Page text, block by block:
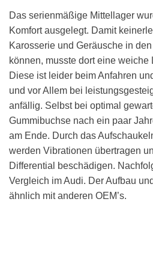
Das serienmäßige Mittellager
Komfort ausgelegt. Damit
Karosserie und Geräusche in
können, musste dort eine weiche
Diese ist leider beim Anfahren
und vor Allem bei
anfällig. Selbst bei optimal
Gummibuchse nach ein paar
am Ende. Durch das
werden Vibrationen übertragen
Differential beschädigen.
Vergleich im Audi. Der Aufbau
ähnlich mit anderen OEM’s.